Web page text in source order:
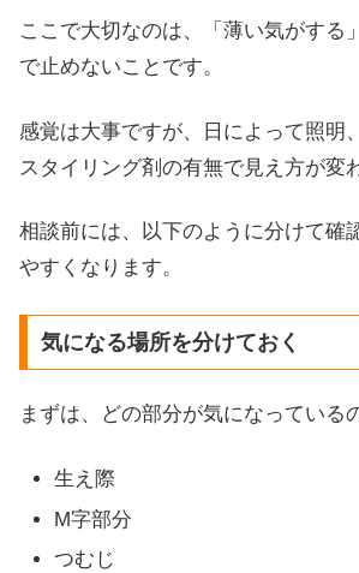
ここで大切なのは、「薄い気がする
で止めないことです。
感覚は大事ですが、日によって照明
スタイリング剤の有無で見え方が変
相談前には、以下のように分けて確
やすくなります。
気になる場所を分けておく
まずは、どの部分が気になっている
生え際
M字部分
つむじ